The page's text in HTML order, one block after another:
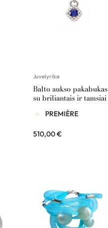
Juvelyrika
Balto aukso pakabukas
su briliantais ir tamsiai
mėlynu cirkoniu
PREMIÈRE
510,00€